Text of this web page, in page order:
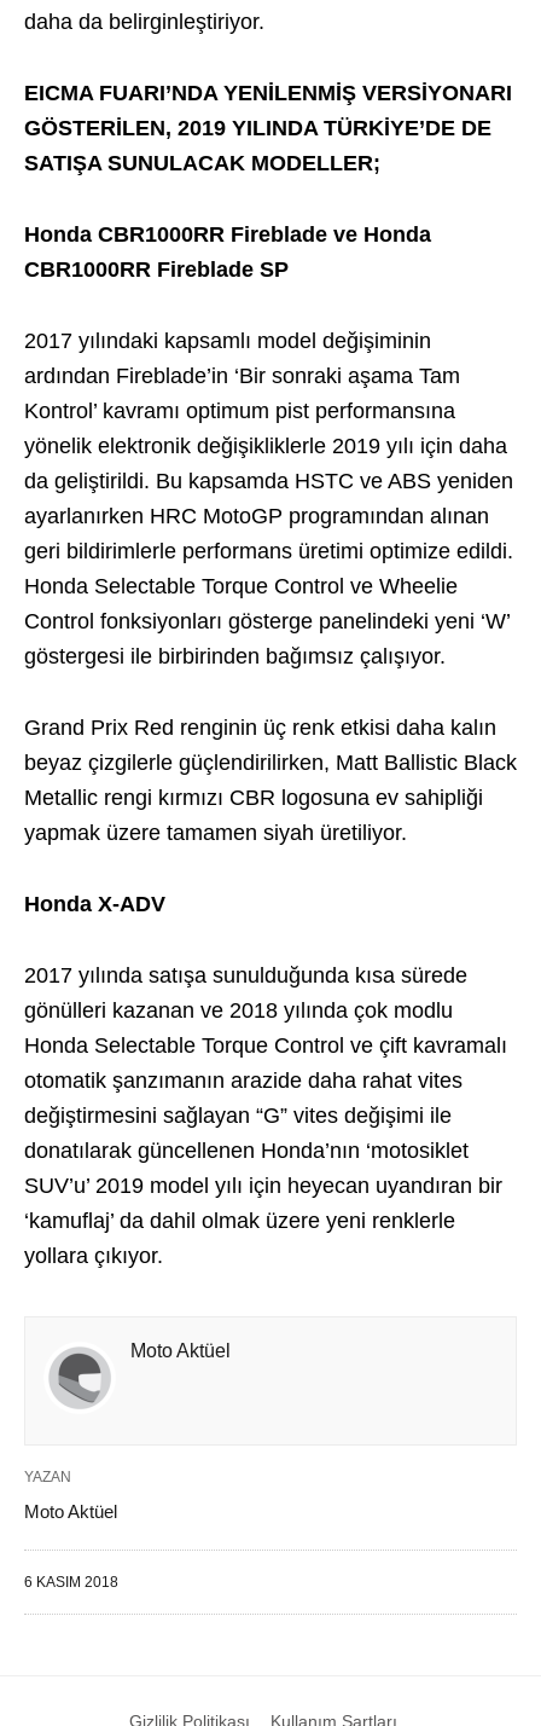
daha da belirginleştiriyor.
EICMA FUARI’NDA YENİLENMİŞ VERSİYONARI
GÖSTERİLEN, 2019 YILINDA TÜRKİYE’DE DE
SATIŞA SUNULACAK MODELLER;
Honda CBR1000RR Fireblade ve Honda
CBR1000RR Fireblade SP
2017 yılındaki kapsamlı model değişiminin
ardından Fireblade’in ‘Bir sonraki aşama Tam
Kontrol’ kavramı optimum pist performansına
yönelik elektronik değişikliklerle 2019 yılı için daha
da geliştirildi. Bu kapsamda HSTC ve ABS yeniden
ayarlanırken HRC MotoGP programından alınan
geri bildirimlerle performans üretimi optimize edildi.
Honda Selectable Torque Control ve Wheelie
Control fonksiyonları gösterge panelindeki yeni ‘W’
göstergesi ile birbirinden bağımsız çalışıyor.
Grand Prix Red renginin üç renk etkisi daha kalın
beyaz çizgilerle güçlendirilirken, Matt Ballistic Black
Metallic rengi kırmızı CBR logosuna ev sahipliği
yapmak üzere tamamen siyah üretiliyor.
Honda X-ADV
2017 yılında satışa sunulduğunda kısa sürede
gönülleri kazanan ve 2018 yılında çok modlu
Honda Selectable Torque Control ve çift kavramalı
otomatik şanzımanın arazide daha rahat vites
değiştirmesini sağlayan “G” vites değişimi ile
donatılarak güncellenen Honda’nın ‘motosiklet
SUV’u’ 2019 model yılı için heyecan uyandıran bir
‘kamuflaj’ da dahil olmak üzere yeni renklerle
yollara çıkıyor.
Moto Aktüel
YAZAN
Moto Aktüel
6 KASIM 2018
Gizlilik Politikası Kullanım Şartları